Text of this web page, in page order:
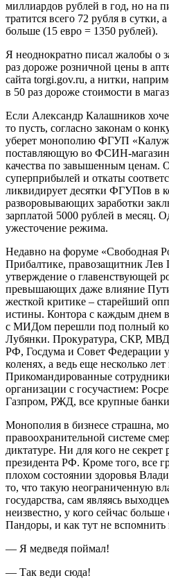
миллиардов рублей в год, но на
тратится всего 72 рубля в сутки,
больше (15 евро = 1350 рублей).
Я неоднократно писал жалобы о
раз дороже розничной цены в
сайта torgi.gov.ru, а нитки,
в 50 раз дороже стоимости в
Если Александр Калашников
то пусть, согласно законам о
уберет монополию ФГУП
поставляющую во ФСИН-магазин
качества по завышенным ценам.
суперприбылей и откаты
ликвидирует десятки ФГУПов в
разворовывающих заработки
зарплатой 5000 рублей в месяц.
ужесточение режима.
Недавно на форуме «Свободная
Прибалтике, правозащитник Лев
утверждение о главенствующей
превышающих даже влияние
жесткой критике – старейший
истины. Контора с каждым днем
с МИДом перешли под полный
Лубянки. Прокуратура, СКР,
РФ, Госдума и Совет Федерации
коленях, а ведь еще несколько
Прикомандированные
организации с госучастием:
Газпром, РЖД, все крупные
Монополия в бизнесе страшна,
правоохранительной системе
диктатуре. Ни для кого не секрет
президента РФ. Кроме того, все
плохом состоянии здоровья
то, что такую неограниченную
государства, сам являясь
неизвестно, у кого сейчас
Пандоры, и как тут не вспомнить
— Я медведя поймал!
— Так веди сюда!